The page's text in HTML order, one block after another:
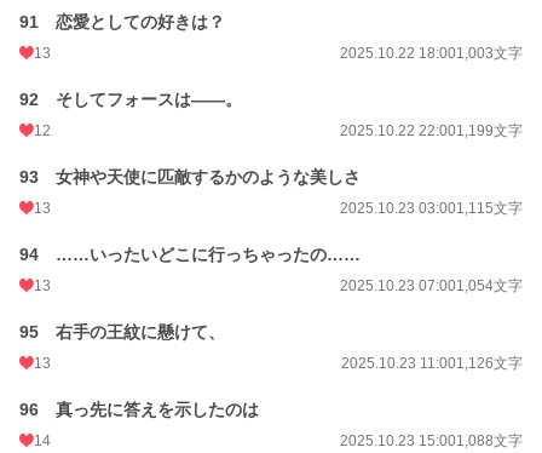
91 恋愛としての好きは？
13 2025.10.22 18:001,003文字
92 そしてフォースは――。
12 2025.10.22 22:001,199文字
93 女神や天使に匹敵するかのような美しさ
13 2025.10.23 03:001,115文字
94 ……いったいどこに行っちゃったの……
13 2025.10.23 07:001,054文字
95 右手の王紋に懸けて、
13 2025.10.23 11:001,126文字
96 真っ先に答えを示したのは
14 2025.10.23 15:001,088文字